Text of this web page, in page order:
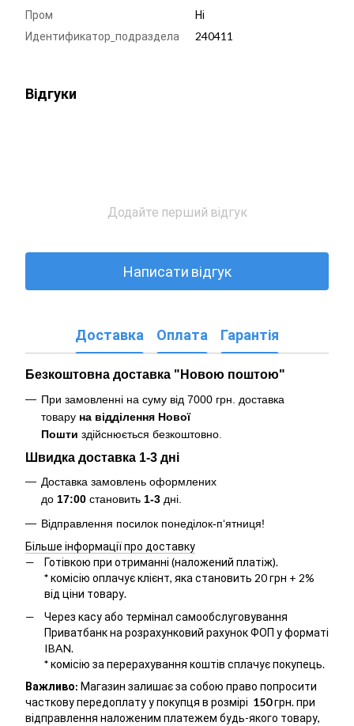
Пром
Ні
Идентификатор_подраздела
240411
Відгуки
Додайте перший відгук
Написати відгук
Доставка Оплата Гарантія
Безкоштовна доставка "Новою поштою"
При замовленні на суму від 7000 грн. доставка
товару на відділення Нової
Пошти здійснюється безкоштовно
Швидка доставка 1-3 дні
Доставка замовлень оформлених
до 17:00 становить 1-3 дні.
Відправлення посилок понеділок-п‘ятниця!
Більше інформації про доставку
Готівкою при отриманні (наложений платіж).
*комісію оплачує клієнт, яка становить 20 грн + 2%
від ціни товару.
Через касу або термінал самообслуговування
Приватбанк на розрахунковий рахунок ФОП у форматі
IBAN.
*комісію за перерахування коштів сплачує покупець.
Важливо: Магазин залишає за собою право попросити
часткову передоплату у покупця в розмірі 150грн. при
відправлення наложеним платежем будь-якого товару,